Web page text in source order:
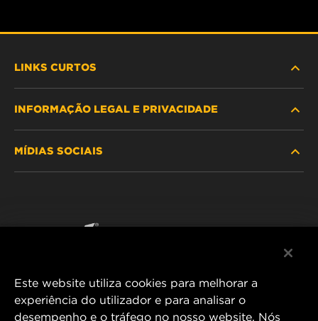
LINKS CURTOS
PROCURE O FILTRO
ONDE COMPRAR
CONTACTE NOS
INFORMAÇÃO LEGAL E PRIVACIDADE
MÍDIAS SOCIAIS
Este website utiliza cookies para melhorar a
experiência do utilizador e para analisar o
desempenho e o tráfego no nosso website. Nós